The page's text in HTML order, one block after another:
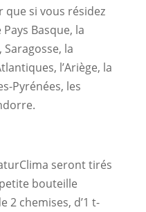
que si vous résidez
Pays Basque, la
Saragosse, la
l’Ariège, la
Pyrénées, les
seront tirés
bouteille
2 chemises, d’1 t-